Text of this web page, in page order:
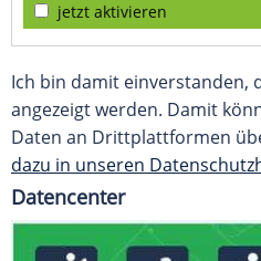
jetzt aktivieren
Ich bin damit einverstanden,
angezeigt werden. Damit
Daten an Drittplattformen
dazu in unseren
Datencenter